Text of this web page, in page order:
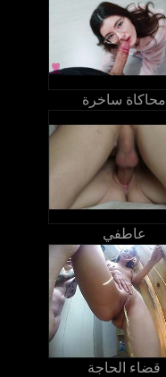
محاكاة ساخرة
عاطفي
قضاء الحاجة